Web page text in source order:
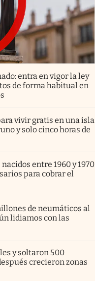
entra en vigor la ley
de forma habitual en
vivir gratis en una isla
y solo cinco horas de
entre 1960 y 1970
para cobrar el
de neumáticos al
lidiamos con las
y soltaron 500
crecieron zonas